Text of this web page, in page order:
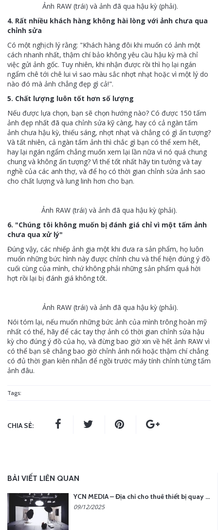
Ảnh RAW (trái) và ảnh đã qua hậu kỳ (phải).
4. Rất nhiều khách hàng không hài lòng với ảnh chưa qua
chỉnh sửa
Có một nghịch lý rằng: "Khách hàng đôi khi muốn có ảnh một
cách nhanh nhất, thậm chí bảo không yêu cầu hậu kỳ mà chỉ
việc gửi ảnh gốc. Tuy nhiên, khi nhận được rồi thì họ lại ngán
ngẩm chê tới chê lui vì sao màu sắc nhợt nhạt hoặc vì một lý do
nào đó mà ảnh chẳng đẹp gì cả!".
5. Chất lượng luôn tốt hơn số lượng
Nếu được lựa chọn, bạn sẽ chọn hướng nào? Có được 150 tấm
ảnh đẹp nhất đã qua chỉnh sửa kỹ càng, hay có cả ngàn tấm
ảnh chưa hậu kỳ, thiếu sáng, nhợt nhạt và chẳng có gì ấn tượng?
Và tất nhiên, cả ngàn tấm ảnh thì chắc gì bạn có thể xem hết,
hay lại ngán ngẩm chẳng muốn xem lại lần nữa vì nó quá chung
chung và không ấn tượng? Vì thế tốt nhất hãy tin tưởng và tay
nghề của các anh thợ, và để họ có thời gian chỉnh sửa ảnh sao
cho chất lượng và lung linh hơn cho bạn.
Ảnh RAW (trái) và ảnh đã qua hậu kỳ (phải).
6. "Chúng tôi không muốn bị đánh giá chỉ vì một tấm ảnh
chưa qua xử lý"
Đúng vậy, các nhiếp ảnh gia một khi đưa ra sản phẩm, họ luôn
muốn những bức hình này được chỉnh chu và thể hiện đúng ý đồ
cuối cùng của mình, chứ không phải những sản phẩm quá hời
hợt rồi lại bị đánh giá không tốt.
Ảnh RAW (trái) và ảnh đã qua hậu kỳ (phải).
Nói tóm lại, nếu muốn những bức ảnh của mình trông hoàn mỹ
nhất có thể, hãy để các tay thợ ảnh có thời gian chỉnh sửa hậu
kỳ cho đúng ý đồ của họ, và đừng bao giờ xin về hết ảnh RAW vì
có thể bạn sẽ chẳng bao giờ chỉnh ảnh nổi hoặc thậm chí chẳng
có đủ thời gian kiên nhẫn để ngồi trước máy tính chỉnh từng tấm
ảnh đâu.
Tags:
CHIA SẺ:
BÀI VIẾT LIÊN QUAN
YCN MEDIA – Địa chỉ cho thuê thiết bị quay chụp uy tín tại Hà Nội
09/12/2025